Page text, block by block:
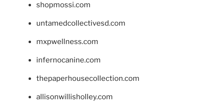
shopmossi.com
untamedcollectivesd.com
mxpwellness.com
infernocanine.com
thepaperhousecollection.com
allisonwillisholley.com